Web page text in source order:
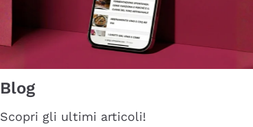
Blog
Scopri gli ultimi articoli!